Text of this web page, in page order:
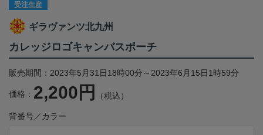
受注生産
ギラヴァンツ北九州
カレッジロゴキャンバスポーチ
販売期間：2023年5月31日18時00分～2023年6月15日1時59分
価格： 2,200円 （税込）
背番号／カラー